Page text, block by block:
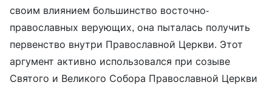
своим влиянием большинство восточно-
православных верующих, она пыталась получить
первенство внутри Православной Церкви. Этот
аргумент активно использовался при созыве
Святого и Великого Собора Православной Церкви